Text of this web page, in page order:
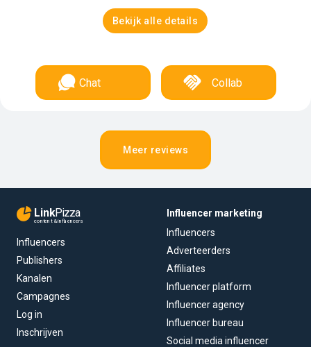
Bekijk alle details
Chat Collab
Meer reviews
LinkPizza
content & influencers
Influencers
Publishers
Kanalen
Campagnes
Log in
Inschrijven
Influencer marketing
Influencers
Adverteerders
Affiliates
Influencer platform
Influencer agency
Influencer bureau
Social media influencer